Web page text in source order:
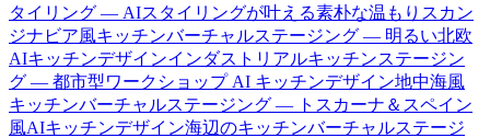
タイリング — AIスタイリングが叶える素朴な温もり スカン
ジナビア風キッチンバーチャルステージング — 明るい北欧
AIキッチンデザインインダストリアルキッチンステージン
グ — 都市型ワークショップ AI キッチンデザイン地中海風
キッチンバーチャルステージング — トスカーナ＆スペイン
風AIキッチンデザイン海辺のキッチンバーチャルステージ